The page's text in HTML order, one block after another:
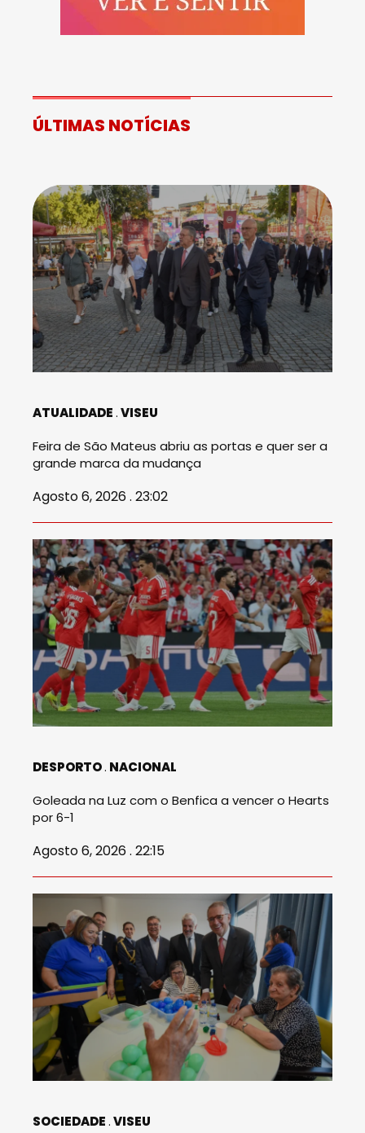
ÚLTIMAS NOTÍCIAS
ATUALIDADE VISEU
Feira de São Mateus abriu as portas e quer ser a
grande marca da mudança
Agosto 6, 2026 . 23:02
DESPORTO NACIONAL
Goleada na Luz com o Benfica a vencer o Hearts
por 6-1
Agosto 6, 2026 . 22:15
SOCIEDADE VISEU